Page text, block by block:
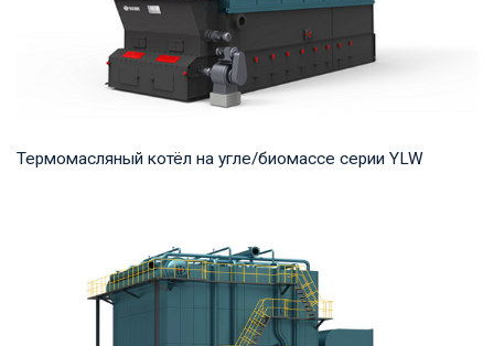
Термомасляный котёл на угле/биомассе серии YLW
мощность продукта: 1,400-29,000 кВт Температ...